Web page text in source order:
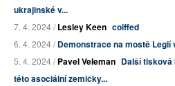
ukrajinské v...
7. 4. 2024 /Lesley Keen coiffed
6. 4. 2024 /Demonstrace na mostě Legií
5. 4. 2024 /Pavel Veleman Další tisková
této asociální zemičky...